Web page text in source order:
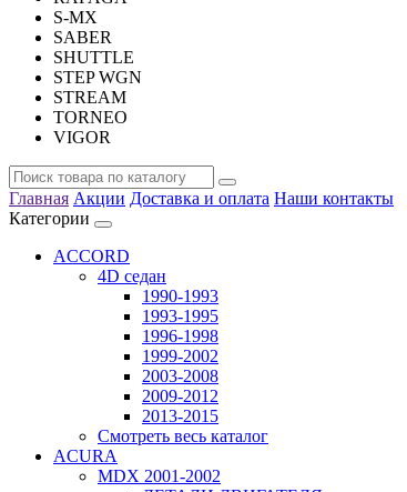
S-MX
SABER
SHUTTLE
STEP WGN
STREAM
TORNEO
VIGOR
Главная Акции Доставка и оплата Наши контакты
Категории
ACCORD
4D седан
1990-1993
1993-1995
1996-1998
1999-2002
2003-2008
2009-2012
2013-2015
Смотреть весь каталог
ACURA
MDX 2001-2002